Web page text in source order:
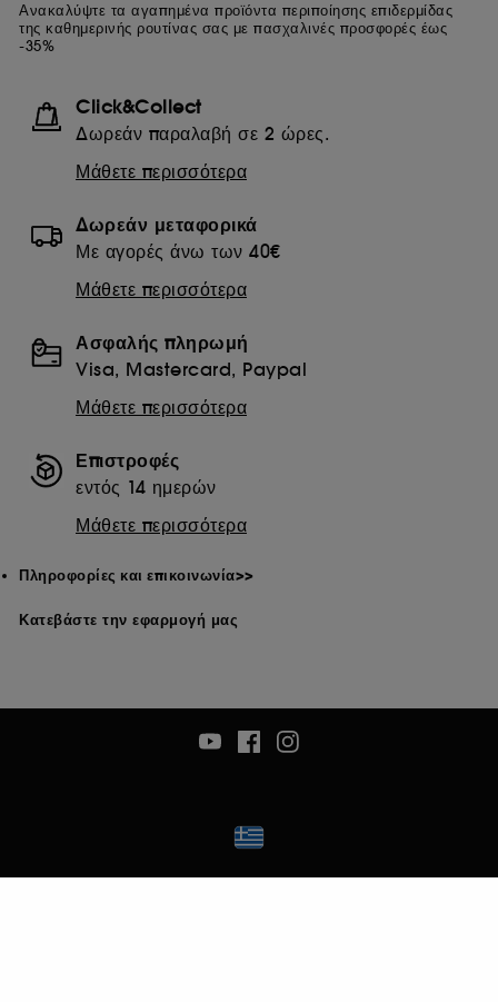
Ανακαλύψτε τα αγαπημένα προϊόντα περιποίησης επιδερμίδας
της καθημερινής ρουτίνας σας με πασχαλινές προσφορές έως
-35%
Click&Collect
Δωρεάν παραλαβή σε 2 ώρες.
Μάθετε περισσότερα
Δωρεάν μεταφορικά
Με αγορές άνω των 40€
Μάθετε περισσότερα
Ασφαλής πληρωμή
Visa, Mastercard, Paypal
Μάθετε περισσότερα
Επιστροφές
εντός 14 ημερών
Μάθετε περισσότερα
Πληροφορίες και επικοινωνία>>
Κατεβάστε την εφαρμογή μας